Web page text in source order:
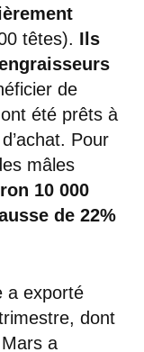
têtes). Ils
de
été prêts à
Pour
mâles
10 000
de 22%
a exporté
dont
a